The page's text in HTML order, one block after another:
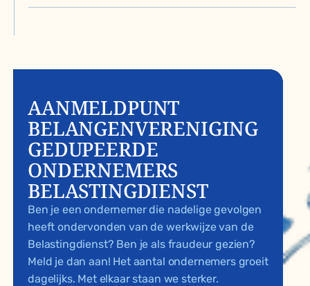
AANMELDPUNT
BELANGENVERENIGING
GEDUPEERDE
ONDERNEMERS
BELASTINGDIENST
Ben je een ondernemer die nadelige gevolgen
heeft ondervonden van de werkwijze van de
Belastingdienst? Ben je als fraudeur gezien?
Meld je dan aan! Het aantal ondernemers groeit
dagelijks. Met elkaar staan we sterker.